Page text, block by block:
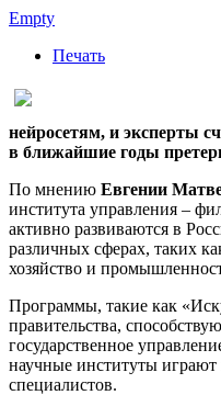
Empty
Печать
нейросетям, и эксперты
в ближайшие годы
По мнению Евгении
института управления –
активно развиваются в
различных сферах, таких
хозяйство и
Программы, такие как
правительства,
государственное
научные институты
специалистов.